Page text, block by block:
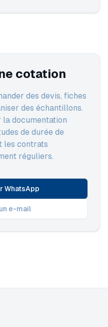
cotation
des devis, fiches
des échantillons.
la documentation
de durée de
les contrats
réguliers.
WhatsApp
e-mail